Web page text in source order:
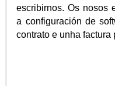
escribirnos. Os nosos
a configuración de
contrato e unha factura